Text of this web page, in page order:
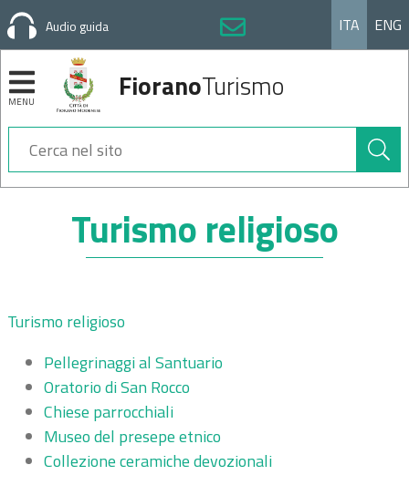
Audio guida ITA ENG
MENU FioranoTurismo
Cerca
nel
sito
Turismo religioso
Turismo religioso
Pellegrinaggi al Santuario
Oratorio di San Rocco
Chiese parrocchiali
Museo del presepe etnico
Collezione ceramiche devozionali